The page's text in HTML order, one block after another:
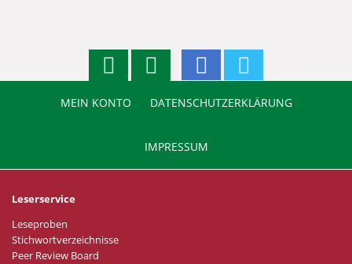
MEIN KONTO DATENSCHUTZERKLÄRUNG
IMPRESSUM
Leserservice
Leseproben
Stichwortverzeichnisse
Peer Review Board